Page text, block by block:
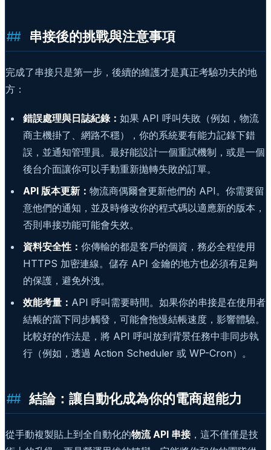
串接後的挑戰與注意事項
完成了串接只是第一步，後續的維護才是真正考驗功夫的地
方：
錯誤處理與日誌紀錄： 如果 API 呼叫失敗（例如，物流
商主機掛了、網路不穩），你的系統要有能力記錄下錯
誤，並通知管理員。最好能設計一個重試機制，或是一個
後台介面讓你可以手動重新拋轉失敗的訂單。
API 版本更新： 物流商偶爾會更新他們的 API。你需要留
意他們的通知，並及時修改你的程式碼以適應新的版本，
否則串接功能可能會失效。
資料安全性： 你傳輸的都是客戶的個資，務必全程使用
HTTPS 加密連線。儲存 API 金鑰的地方也必須有足夠
的保護，避免外洩。
效能考量： API 呼叫需要時間。如果你的串接是在使用者
結帳的當下同步觸發，可能會拖慢結帳速度，影響體驗。
比較好的作法是，將 API 呼叫放到背景任務中非同步執
行（例如，透過 Action Scheduler 或 WP-Cron）。
結論：讓自動化成為你的電商超能力
從手動複製貼上到全自動化的物流 API 串接，這不僅僅是技